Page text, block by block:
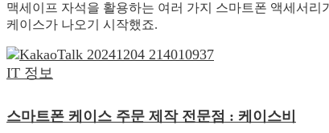
맥세이프 자석을 활용하는 여러 가지 스마트폰 액세서
케이스가 나오기 시작했죠.
IT 정보
스마트폰 케이스 주문 제작 전문점 : 케이스비